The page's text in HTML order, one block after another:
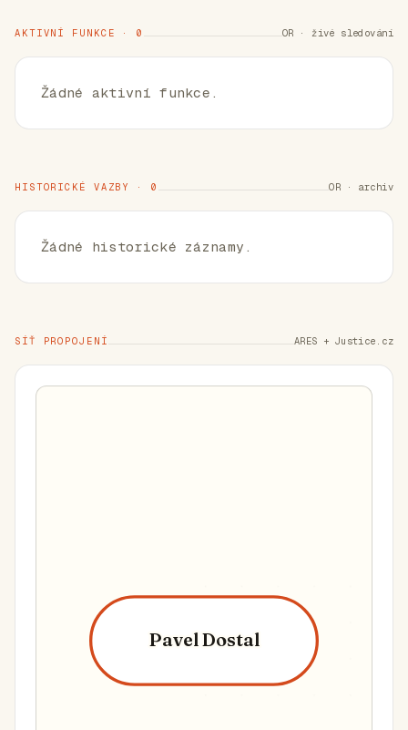
AKTIVNÍ FUNKCE · 0 OR · živé sledování
Žádné aktivní funkce.
HISTORICKÉ VAZBY · 0 OR · archiv
Žádné historické záznamy.
SÍŤ PROPOJENÍ ARES + Justice.cz
Pavel Dostal